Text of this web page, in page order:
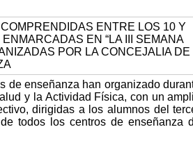
de enseñanza han organizado
y la Actividad Física, con un
dirigidas a los alumnos del
todos los centros de enseñanza